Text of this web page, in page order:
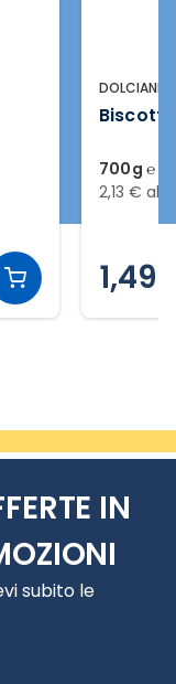
DOLCIANDO
Biscotti
700g ℮
2,13 € al GR
1,49
IN
subito le